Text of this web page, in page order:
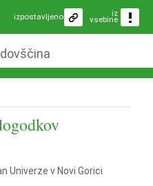
iz
vsebine
izpostavljeno
Univerze v Novi Gorici